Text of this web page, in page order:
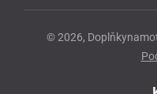
© 2026,